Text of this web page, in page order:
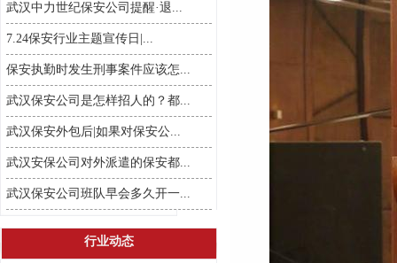
武汉中力世纪保安公司提醒·退...
7.24保安行业主题宣传日|...
保安执勤时发生刑事案件应该怎...
武汉保安公司是怎样招人的？都...
武汉保安外包后|如果对保安公...
武汉安保公司对外派遣的保安都...
武汉保安公司班队早会多久开一...
行业动态